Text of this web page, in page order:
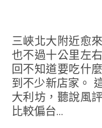
三峽北大附近愈來愈多餐廳，其實從家裡走二高
也不過十公里左
回不知道要吃什
到不少新店家。
大利坊，聽說風
比較偏台...